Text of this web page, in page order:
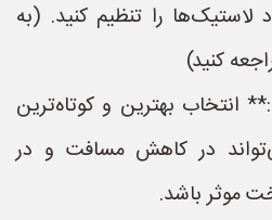
را تنظیم کنید. (به
کنید)
انتخاب بهترین و کوتاه‌ترین
در کاهش مسافت و در
موثر باشد.